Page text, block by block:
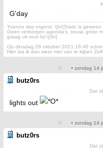
G'day
Yvonne riep ergens: \[b\]Static is
Geen verborgen agenda's, trouw, grote
graag uit voor lul.\[/b\]
Op dinsdag 26 oktober 2021 16:46
Hier sta ik dan weer niet van te kijken
• zondag 14
butz0rs
Dat
lights out
• zondag 14
butz0rs
Dat